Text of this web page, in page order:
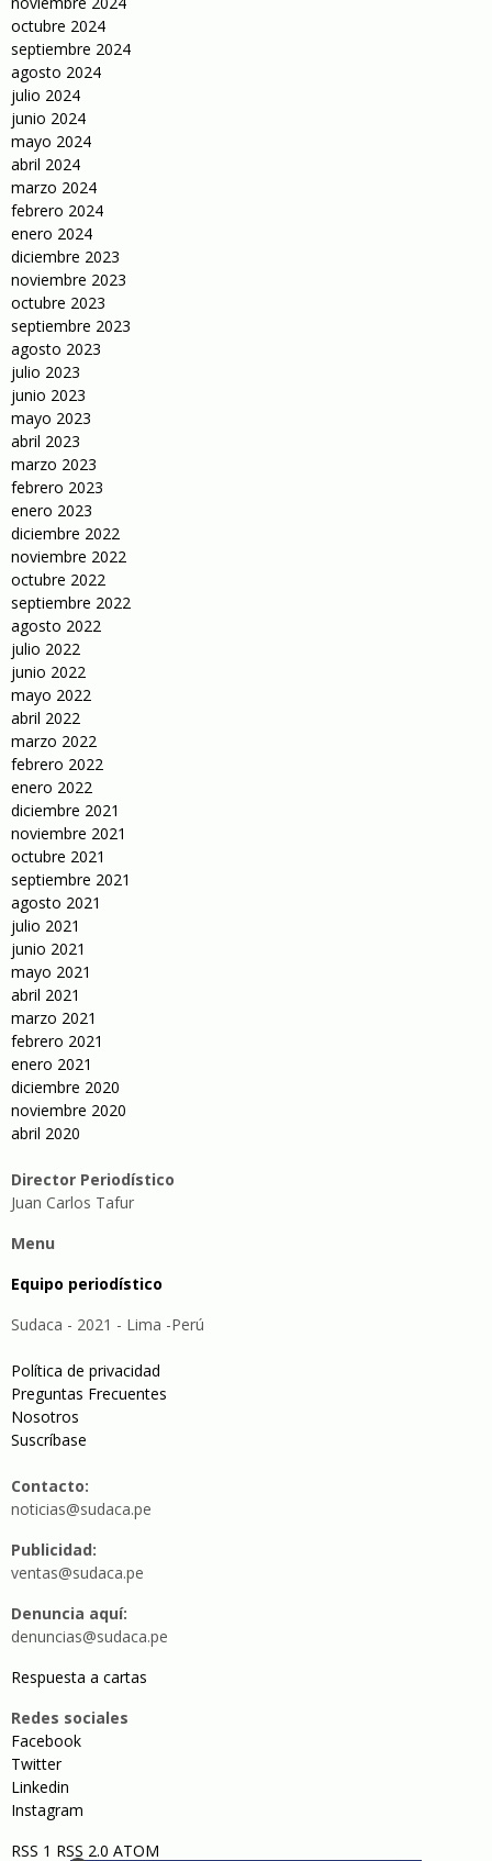
octubre 2024
septiembre 2024
agosto 2024
julio 2024
junio 2024
mayo 2024
abril 2024
marzo 2024
febrero 2024
enero 2024
diciembre 2023
noviembre 2023
octubre 2023
septiembre 2023
agosto 2023
julio 2023
junio 2023
mayo 2023
abril 2023
marzo 2023
febrero 2023
enero 2023
diciembre 2022
noviembre 2022
octubre 2022
septiembre 2022
agosto 2022
julio 2022
junio 2022
mayo 2022
abril 2022
marzo 2022
febrero 2022
enero 2022
diciembre 2021
noviembre 2021
octubre 2021
septiembre 2021
agosto 2021
julio 2021
junio 2021
mayo 2021
abril 2021
marzo 2021
febrero 2021
enero 2021
diciembre 2020
noviembre 2020
abril 2020
Director Periodístico
Juan Carlos Tafur
Menu
Equipo periodístico
Sudaca - 2021 - Lima -Perú
Política de privacidad
Preguntas Frecuentes
Nosotros
Suscríbase
Contacto:
noticias@sudaca.pe
Publicidad:
ventas@sudaca.pe
Denuncia aquí:
denuncias@sudaca.pe
Respuesta a cartas
Redes sociales
Facebook
Twitter
Linkedin
Instagram
RSS 1 RSS 2.0 ATOM